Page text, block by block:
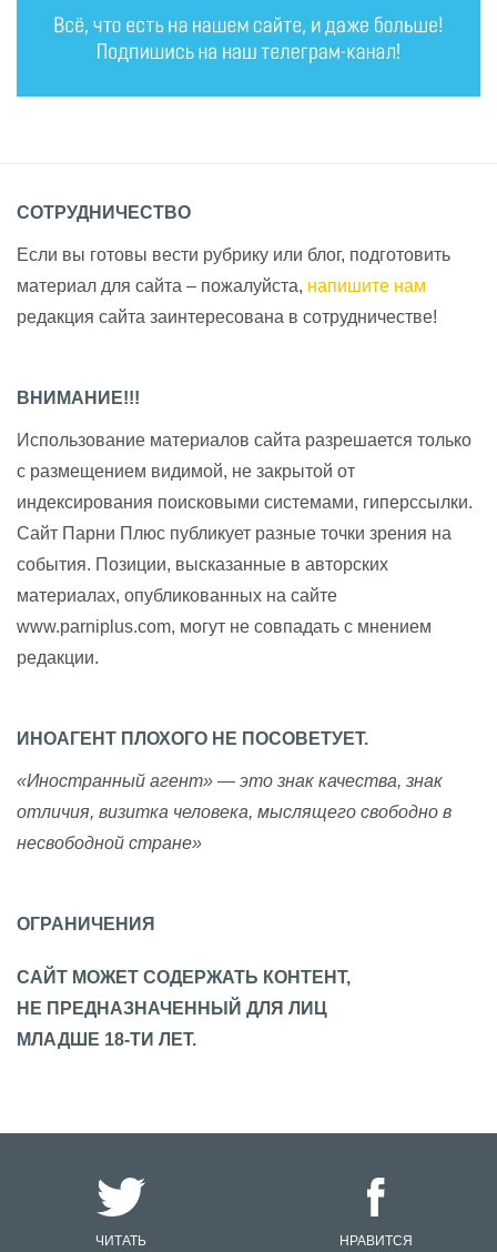
СОТРУДНИЧЕСТВО
Если вы готовы вести рубрику или блог, подготовить
материал для сайта – пожалуйста, напишите нам
редакция сайта заинтересована в сотрудничестве!
ВНИМАНИЕ!!!
Использование материалов сайта разрешается только
с размещением видимой, не закрытой от
индексирования поисковыми системами, гиперссылки.
Сайт Парни Плюс публикует разные точки зрения на
события. Позиции, высказанные в авторских
материалах, опубликованных на сайте
www.parniplus.com, могут не совпадать с мнением
редакции.
ИНОАГЕНТ ПЛОХОГО НЕ ПОСОВЕТУЕТ.
«Иностранный агент» — это знак качества, знак
отличия, визитка человека, мыслящего свободно в
несвободной стране»
ОГРАНИЧЕНИЯ
САЙТ МОЖЕТ СОДЕРЖАТЬ КОНТЕНТ,
НЕ ПРЕДНАЗНАЧЕННЫЙ ДЛЯ ЛИЦ
МЛАДШЕ 18-ТИ ЛЕТ.
ЧИТАТЬ НРАВИТСЯ